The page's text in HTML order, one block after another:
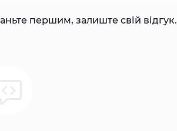
першим, залиште свій відгук.